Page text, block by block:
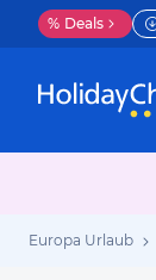
% Deals
Europa Urlaub